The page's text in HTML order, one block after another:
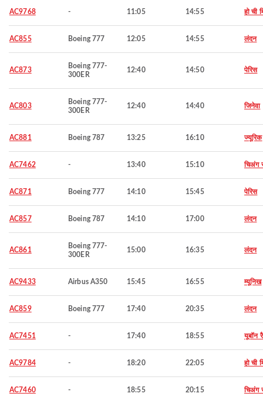
AC9768 - 11:05 14:55 हो ची
AC855 Boeing 777 12:05 14:55 लंदन
AC873
Boeing 777-
300ER
12:40 14:50 पेरिस
AC803
Boeing 777-
300ER
12:40 14:40 जिनेवा
AC881 Boeing 787 13:25 16:10 ज्यूरिक
AC7462 - 13:40 15:10 चिअंग
AC871 Boeing 777 14:10 15:45 पेरिस
AC857 Boeing 787 14:10 17:00 लंदन
AC861
Boeing 777-
300ER
15:00 16:35 लंदन
AC9433 Airbus A350 15:45 16:55 म्यूनिख
AC859 Boeing 777 17:40 20:35 लंदन
AC7451 - 17:40 18:55 यूबॉन
AC9784 - 18:20 22:05 हो ची
AC7460 - 18:55 20:15 चिअंग